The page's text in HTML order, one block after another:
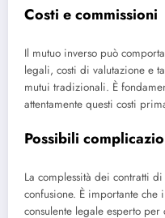
Costi e commissioni
Il mutuo inverso può
legali, costi di valutazione e
mutui tradizionali. È
attentamente questi costi
Possibili
La complessità dei contratti
confusione. È importante che
consulente legale esperto